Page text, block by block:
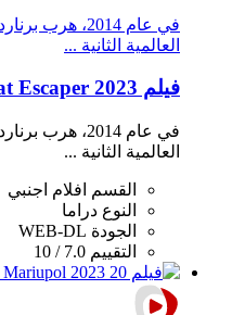
في عام 2014،
العالمية الثانية ...
فيلم The Great Escaper 2023 مترجم HD
في عام 2014،
العالمية الثانية ...
القسم
افلام اجنبي
النوع دراما
الجودة WEB-DL
التقييم 7.0 / 10